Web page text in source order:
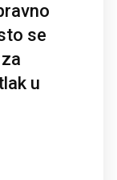
se
u